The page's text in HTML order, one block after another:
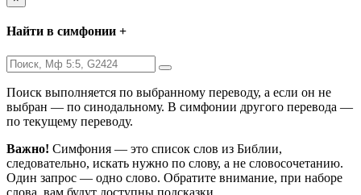
Найти в симфонии +
Поиск выполняется по выбранному переводу, а если он не
выбран — по синодальному. В симфонии другого перевода —
по текущему переводу.
Важно! Симфония — это список слов из Библии,
следовательно, искать нужно по слову, а не словосочетанию.
Один запрос — одно слово. Обратите внимание, при наборе